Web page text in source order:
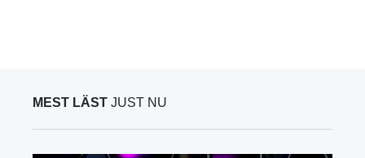
MEST LÄST JUST NU